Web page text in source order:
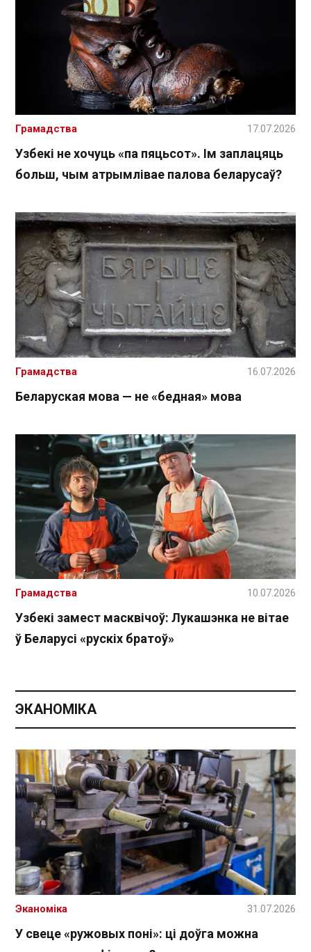
Узбекі не хочуць «па пяцьсот». Ім заплацяць
больш, чым атрымлівае палова беларусаў?
Грамадства 17.07.2026
Беларуская мова — не «бедная» мова
Грамадства 16.07.2026
Узбекі замест масквічоў: Лукашэнка не вітае
ў Беларусі «рускіх братоў»
Грамадства 10.07.2026
ЭКАНОМІКА
У свеце «ружовых поні»: ці доўга можна
Эканоміка 31.07.2026